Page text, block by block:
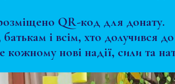
QR-код для донату.
і всім, хто долучився
кожному нові надії, сили та